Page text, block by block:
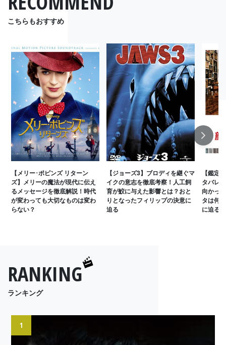
こちらもおすすめ
【メリー･ポピンズ リターン
ズ】メリーの魔法が現代に伝え
るメッセージを徹底解説！時代
が変わっても大切なものは変わ
らない？
【ジョーズ3】ブロディを継ぐマ
イクの意志を徹底考察！人工飼
育が鮫に与えた影響とは？おと
りとなったフィリップの決意に
迫る
【鑑定
タバレ
向かっ
タは何
に迫る
Next
RANKING
ランキング
1